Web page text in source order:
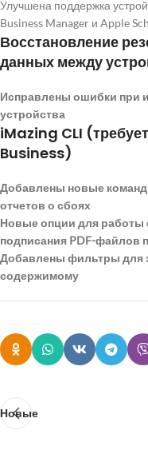
Улучшена поддержка
Business Manager и Apple
Восстановление
данных между
Исправлены ошибки при
устройства
iMazing CLI
Business)
Добавлены новые
отчетов о сбоях
Новые опции для
подписания PDF-файлов
Добавлены фильтры для
содержимому
Новые